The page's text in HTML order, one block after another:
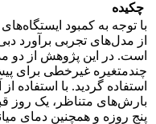
چکیده
با توجه به کمبود
از مدل‌های تجربی برآورد
است. در این پژوهش از
چندمتغیره غیرخطی برای
استفاده گردید. با استفاده
بارش‌های متناظر، یک روز
پنج روزه و همچنین دمای